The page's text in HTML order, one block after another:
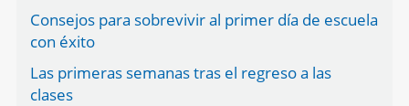
Consejos para sobrevivir al primer día de escuela
con éxito
Las primeras semanas tras el regreso a las
clases